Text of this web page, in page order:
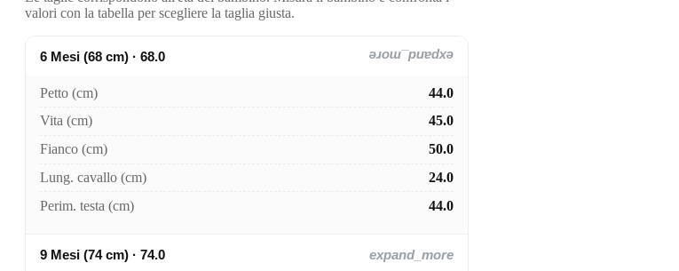
valori con la tabella per scegliere la taglia giusta.
6 Mesi (68 cm) · 68.0 expand_more
Petto (cm)
44.0
Vita (cm)
45.0
Fianco (cm)
50.0
Lung. cavallo (cm)
24.0
Perim. testa (cm)
44.0
9 Mesi (74 cm) · 74.0 expand_more